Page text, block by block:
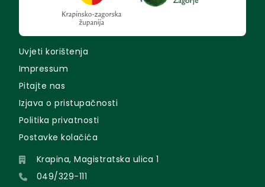
Uvjeti korištenja
Impressum
Pitajte nas
Izjava o pristupačnosti
Politika privatnosti
Postavke kolačića
Krapina, Magistratska ulica 1
049/329-111